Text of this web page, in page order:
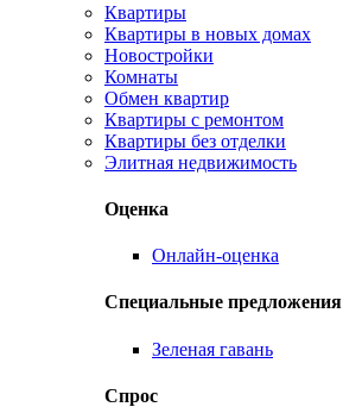
Квартиры
Квартиры в новых домах
Новостройки
Комнаты
Обмен квартир
Квартиры с ремонтом
Квартиры без отделки
Элитная недвижимость
Оценка
Онлайн-оценка
Специальные предложения
Зеленая гавань
Спрос